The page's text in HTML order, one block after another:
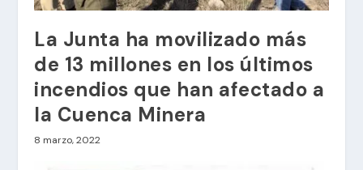
La Junta ha movilizado más
de 13 millones en los últimos
incendios que han afectado a
la Cuenca Minera
8 marzo, 2022